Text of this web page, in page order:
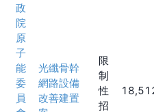
政
院
原
子
能
委
員
光纖骨幹
網路設備
改善建置
限
制
性
招